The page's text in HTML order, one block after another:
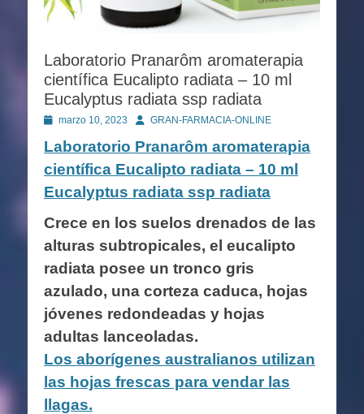
Laboratorio Pranarôm aromaterapia
científica Eucalipto radiata – 10 ml
Eucalyptus radiata ssp radiata
Publicado
marzo 10, 2023 AutorGRAN-FARMACIA-ONLINE
Laboratorio Pranarôm aromaterapia
científica Eucalipto radiata – 10 ml
Eucalyptus radiata ssp radiata
Crece en los suelos drenados de las
alturas subtropicales, el eucalipto
radiata posee un tronco gris
azulado, una corteza caduca, hojas
jóvenes redondeadas y hojas
adultas lanceoladas.
Los aborígenes australianos utilizan
las hojas frescas para vendar las
llagas.